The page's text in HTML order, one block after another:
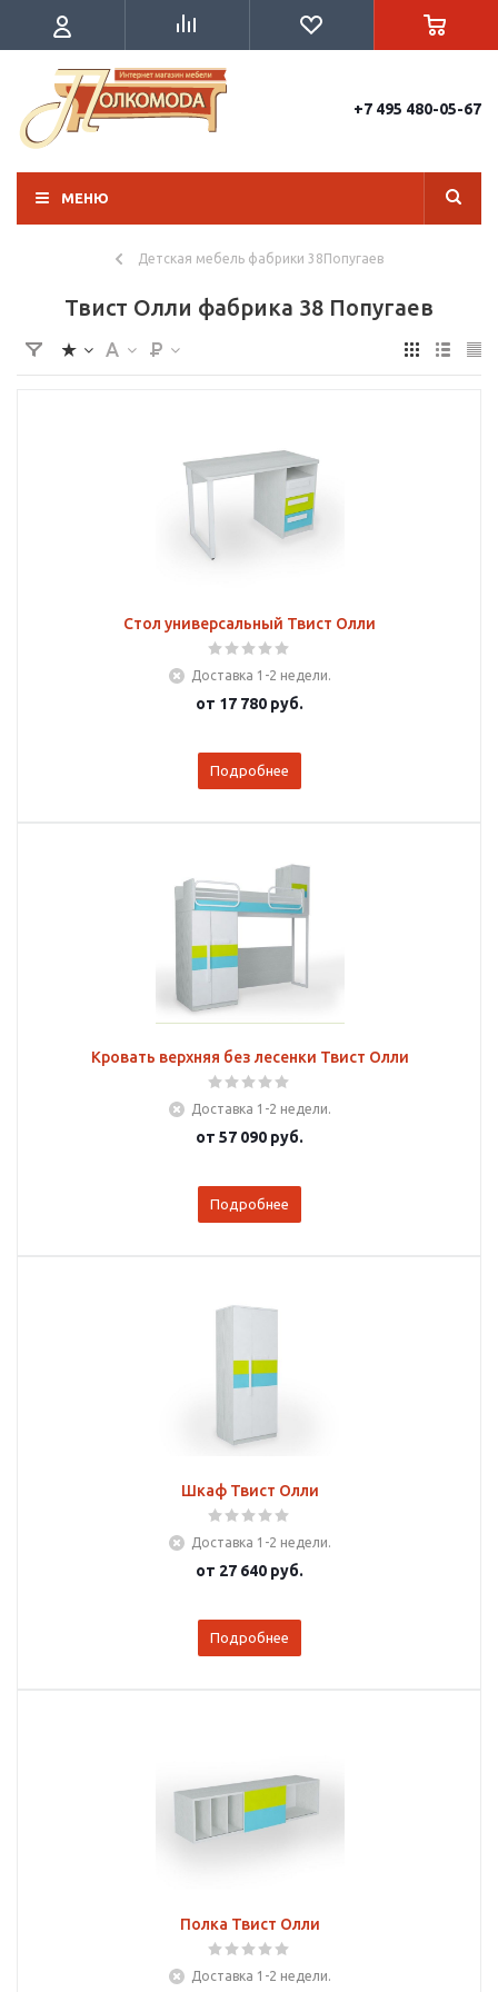
+7 495 480-05-67
МЕНЮ
Детская мебель фабрики 38Попугаев
Твист Олли фабрика 38 Попугаев
Стол универсальный Твист Олли
Доставка 1-2 недели.
от 17 780 руб.
Подробнее
Кровать верхняя без лесенки Твист Олли
Доставка 1-2 недели.
от 57 090 руб.
Подробнее
Шкаф Твист Олли
Доставка 1-2 недели.
от 27 640 руб.
Подробнее
Полка Твист Олли
Доставка 1-2 недели.